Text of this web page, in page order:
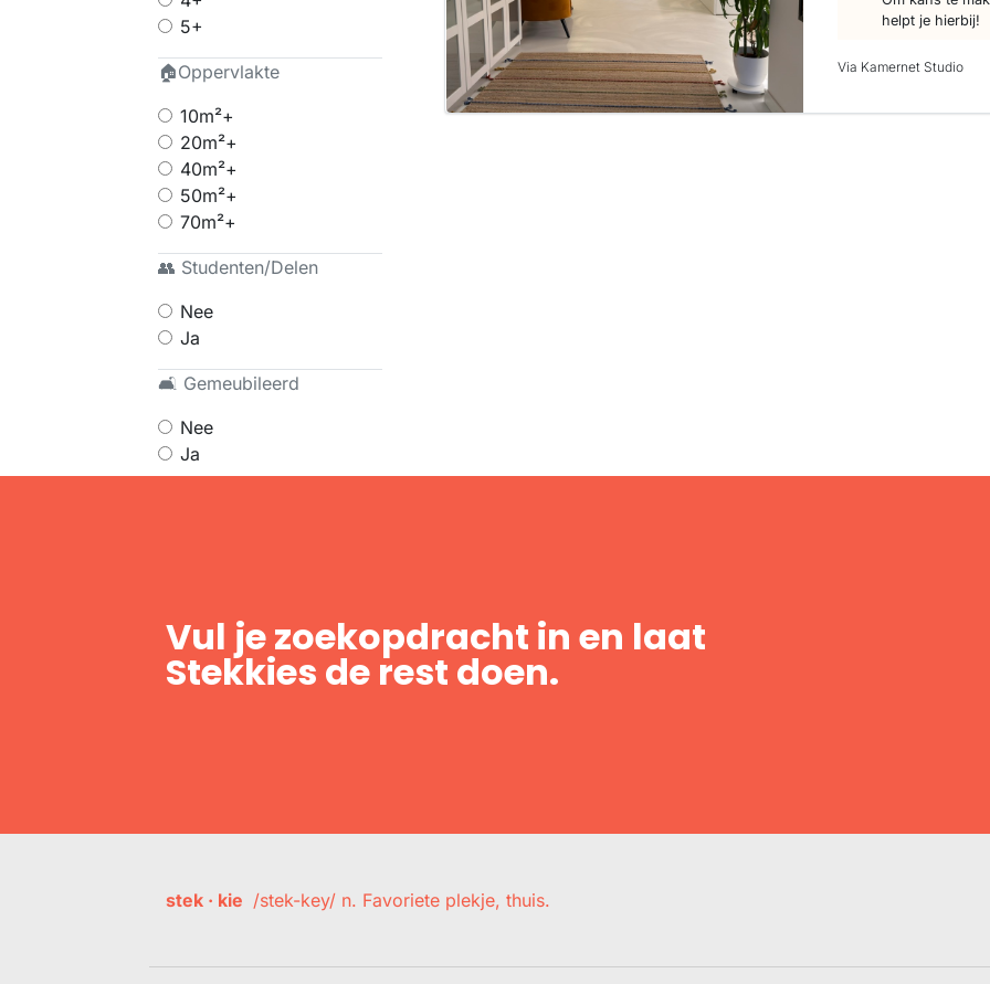
5+
🏠Oppervlakte
10m²+
20m²+
40m²+
50m²+
70m²+
👥 Studenten/Delen
Nee
Ja
🛋 Gemeubileerd
Nee
Ja
helpt je hierbij!
Via Kamernet Studio
Vul je zoekopdracht in en laat
Stekkies de rest doen.
stek · kie /stek-key/ n. Favoriete plekje, thuis.